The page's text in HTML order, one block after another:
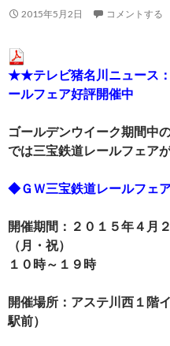
2015年5月2日 コメントする
★★テレビ猪名川ニュース
ールフェア好評開催中
ゴールデンウイーク期間中
では三宝鉄道レールフェア
◆ＧＷ三宝鉄道レールフェ
開催期間：２０１５年４月
（月・祝）
１０時～１９時
開催場所：アステ川西１階
駅前）